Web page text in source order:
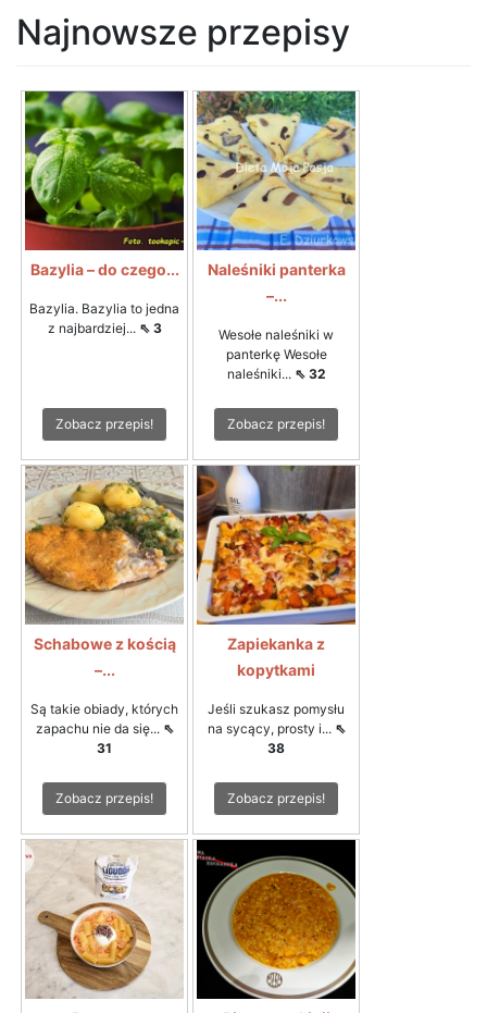
Najnowsze przepisy
Bazylia – do czego...
Bazylia. Bazylia to jedna
z najbardziej... ⇖ 3
Zobacz przepis!
Naleśniki panterka
–...
Wesołe naleśniki w
panterkę Wesołe
naleśniki... ⇖ 32
Zobacz przepis!
Schabowe z kością
–...
Są takie obiady, których
zapachu nie da się... ⇖
31
Zobacz przepis!
Zapiekanka z
kopytkami
Jeśli szukasz pomysłu
na sycący, prosty i... ⇖
38
Zobacz przepis!